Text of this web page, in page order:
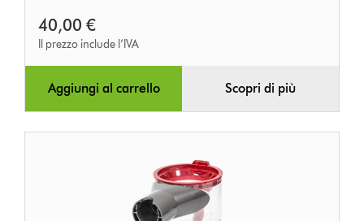
40,00 €
Il prezzo include l’IVA
Aggiungi al carrello Scopri di più